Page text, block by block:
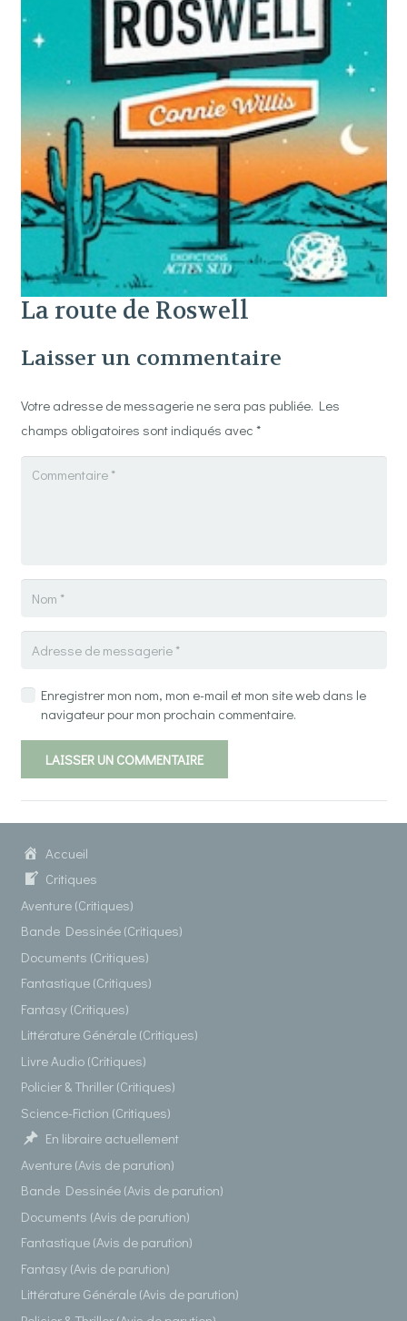
La route de Roswell
Laisser un commentaire
Votre adresse de messagerie ne sera pas publiée. Les
champs obligatoires sont indiqués avec *
Enregistrer mon nom, mon e-mail et mon site web dans le
navigateur pour mon prochain commentaire.
LAISSER UN COMMENTAIRE
Accueil
Critiques
Aventure (Critiques)
Bande Dessinée (Critiques)
Documents (Critiques)
Fantastique (Critiques)
Fantasy (Critiques)
Littérature Générale (Critiques)
Livre Audio (Critiques)
Policier & Thriller (Critiques)
Science-Fiction (Critiques)
En libraire actuellement
Aventure (Avis de parution)
Bande Dessinée (Avis de parution)
Documents (Avis de parution)
Fantastique (Avis de parution)
Fantasy (Avis de parution)
Littérature Générale (Avis de parution)